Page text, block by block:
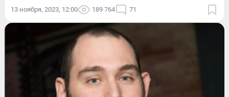
13 ноября, 2023, 12:00 189 764 71